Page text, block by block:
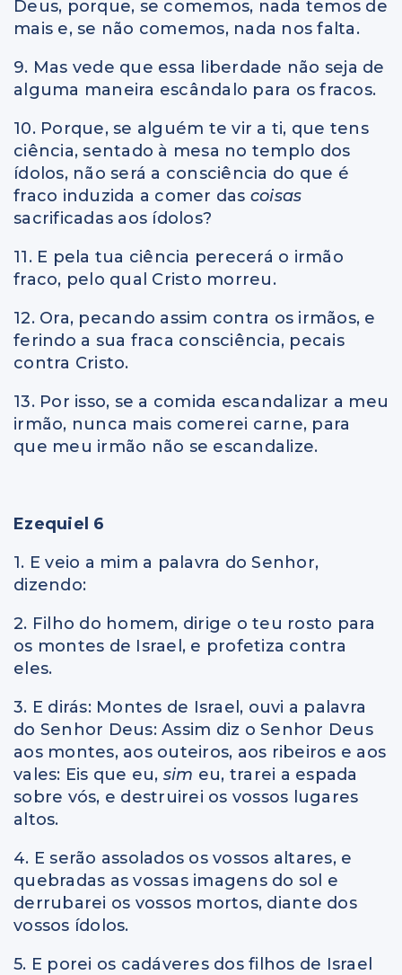
Deus, porque, se comemos, nada temos de
mais e, se não comemos, nada nos falta.
9. Mas vede que essa liberdade não seja de
alguma maneira escândalo para os fracos.
10. Porque, se alguém te vir a ti, que tens
ciência, sentado à mesa no templo dos
ídolos, não será a consciência do que é
fraco induzida a comer das coisas
sacrificadas aos ídolos?
11. E pela tua ciência perecerá o irmão
fraco, pelo qual Cristo morreu.
12. Ora, pecando assim contra os irmãos, e
ferindo a sua fraca consciência, pecais
contra Cristo.
13. Por isso, se a comida escandalizar a meu
irmão, nunca mais comerei carne, para
que meu irmão não se escandalize.
Ezequiel 6
1. E veio a mim a palavra do Senhor,
dizendo:
2. Filho do homem, dirige o teu rosto para
os montes de Israel, e profetiza contra
eles.
3. E dirás: Montes de Israel, ouvi a palavra
do Senhor Deus: Assim diz o Senhor Deus
aos montes, aos outeiros, aos ribeiros e aos
vales: Eis que eu, sim eu, trarei a espada
sobre vós, e destruirei os vossos lugares
altos.
4. E serão assolados os vossos altares, e
quebradas as vossas imagens do sol e
derrubarei os vossos mortos, diante dos
vossos ídolos.
5. E porei os cadáveres dos filhos de Israel